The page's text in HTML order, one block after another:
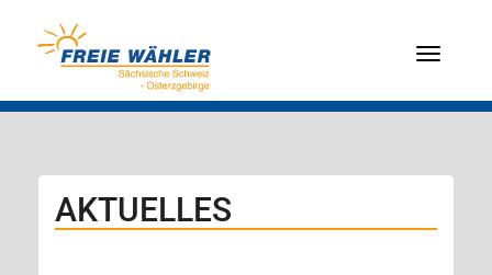
Menü
AKTUELLES